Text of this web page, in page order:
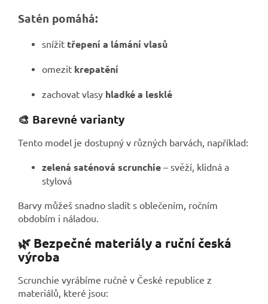
Satén pomáhá:
snížit třepení a lámání vlasů
omezit krepatění
zachovat vlasy hladké a lesklé
🎨 Barevné varianty
Tento model je dostupný v různých barvách, například:
zelená saténová scrunchie – svěží, klidná a
stylová
Barvy můžeš snadno sladit s oblečením, ročním
obdobím i náladou.
🌿 Bezpečné materiály a ruční česká
výroba
Scrunchie vyrábíme ručně v České republice z
materiálů, které jsou: